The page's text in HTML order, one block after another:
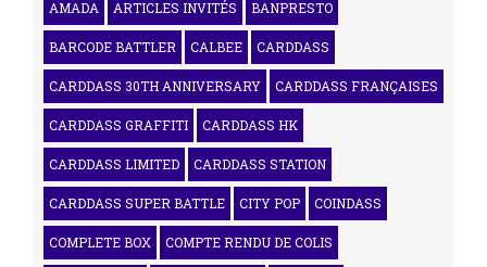
AMADA ARTICLES INVITÉS BANPRESTO
BARCODE BATTLER CALBEE CARDDASS
CARDDASS 30TH ANNIVERSARY CARDDASS FRANÇAISES
CARDDASS GRAFFITI CARDDASS HK
CARDDASS LIMITED CARDDASS STATION
CARDDASS SUPER BATTLE CITY POP COINDASS
COMPLETE BOX COMPTE RENDU DE COLIS